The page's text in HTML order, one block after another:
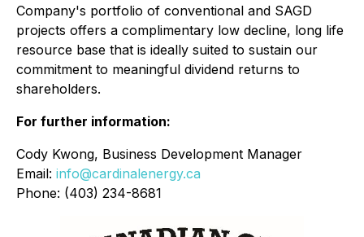
Company's portfolio of conventional and SAGD
projects offers a complimentary low decline, long life
resource base that is ideally suited to sustain our
commitment to meaningful dividend returns to
shareholders.
For further information:
Cody Kwong, Business Development Manager
Email: info@cardinalenergy.ca
Phone: (403) 234-8681